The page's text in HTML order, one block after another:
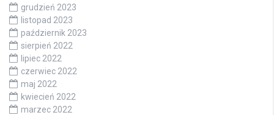
grudzień 2023
listopad 2023
październik 2023
sierpień 2022
lipiec 2022
czerwiec 2022
maj 2022
kwiecień 2022
marzec 2022